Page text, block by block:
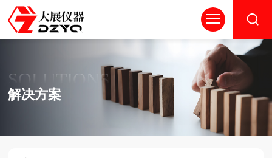
SOLUTIONS
解决方案